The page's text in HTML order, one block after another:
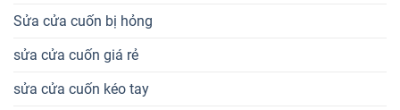
Sửa cửa cuốn bị hỏng
sửa cửa cuốn giá rẻ
sửa cửa cuốn kéo tay